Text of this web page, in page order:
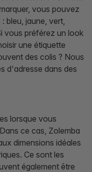
vous pouvez
bleu, jaune, vert,
vous préférez un look
une étiquette
des colis ? Nous
d'adresse dans des
lorsque vous
ce cas, Zolemba
dimensions idéales
Ce sont les
également être